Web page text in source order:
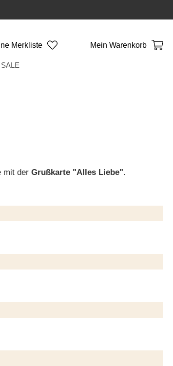
Merkliste Mein Warenkorb
SALE
mit der Grußkarte "Alles Liebe".